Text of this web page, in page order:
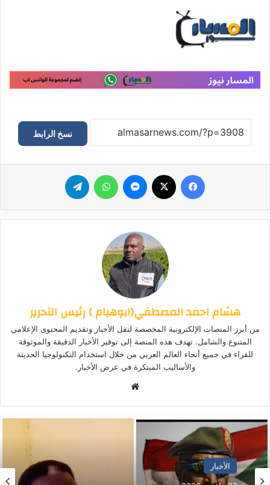
نسخ الرابط
هشام احمد المصطفي(ابوهيام ) رئيس التحرير
من أبرز المنصات الإلكترونية المخصصة لنقل الأخبار وتقديم المحتوى الإعلامي
المتنوع والشامل. تهدف هذه المنصة إلى توفير الأخبار الدقيقة والموثوقة
للقراء في جميع أنحاء العالم العربي من خلال استخدام التكنولوجيا الحديثة
والأساليب المبتكرة في عرض الأخبار.
الوي
الأخبار
الأخبار المحلية